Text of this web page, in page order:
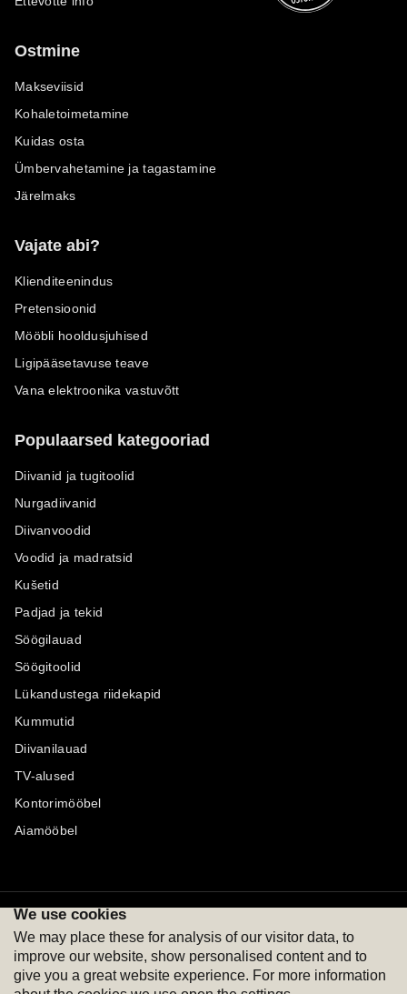
Ostmine
Makseviisid
Kohaletoimetamine
Kuidas osta
Ümbervahetamine ja tagastamine
Järelmaks
Vajate abi?
Klienditeenindus
Pretensioonid
Mööbli hooldusjuhised
Ligipääsetavuse teave
Vana elektroonika vastuvõtt
Populaarsed kategooriad
Diivanid ja tugitoolid
Nurgadiivanid
Diivanvoodid
Voodid ja madratsid
Kušetid
Padjad ja tekid
Söögilauad
Söögitoolid
Lükandustega riidekapid
Kummutid
Diivanilauad
TV-alused
Kontorimööbel
Aiamööbel
Maksevõimalused
We use cookies
We may place these for analysis of our visitor data, to
improve our website, show personalised content and to
give you a great website experience. For more information